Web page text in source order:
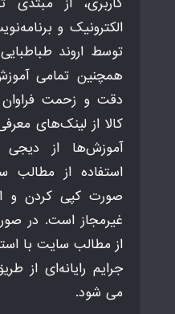
الکترونیک و
توسط اروند
همچنین تمامی
دقت و زحمت فراوان
کالا از لینک‌های
آموزش‌ها از دیجی
استفاده از مطالب
صورت کپی کردن و
غیرمجاز است. در
از مطالب سایت با
جرایم رایانه‌ای از
می شود.